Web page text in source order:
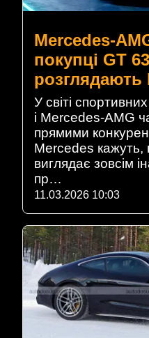
Mercedes-
покупці GT
розглядають
У світі
і Mercedes-AMG
прямими
Mercedes кажуть,
виглядає зовсім
пр…
11.03.2026 10:03